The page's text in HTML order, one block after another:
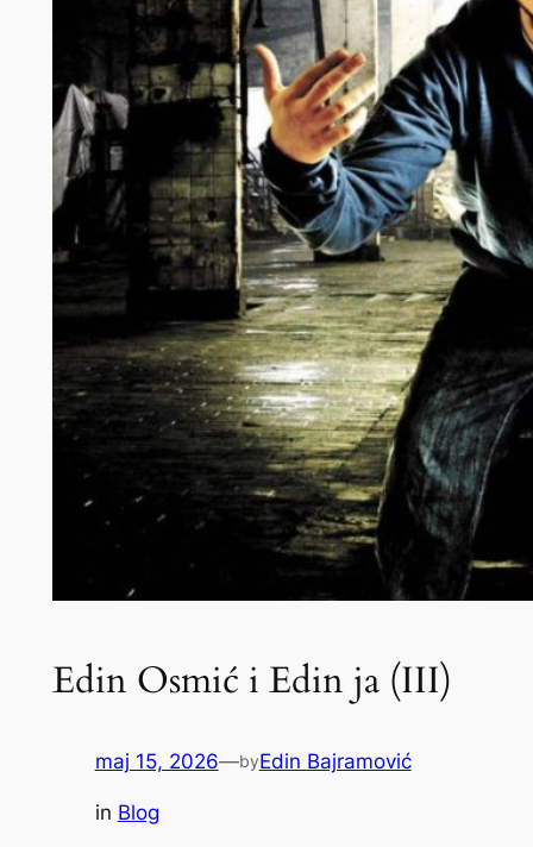
Edin Osmić i Edin ja (III)
maj 15, 2026—byEdin Bajramović
in Blog